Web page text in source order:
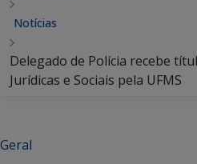
Notícias
Delegado de Polícia recebe
Jurídicas e Sociais pela UFMS
Geral